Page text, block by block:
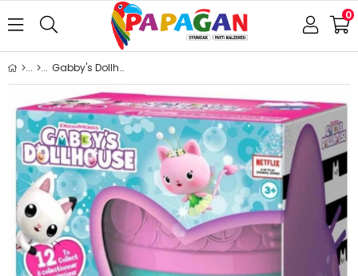
0
Gabby's Dollhouse Sürpriz Paket (1adet) 6060455 Lisanslı Ürün